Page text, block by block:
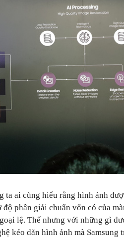
ta ai cũng hiểu rằng hình ảnh
độ phân giải chuẩn vốn có của
lệ. Thế nhưng với những gì
kéo dãn hình ảnh mà